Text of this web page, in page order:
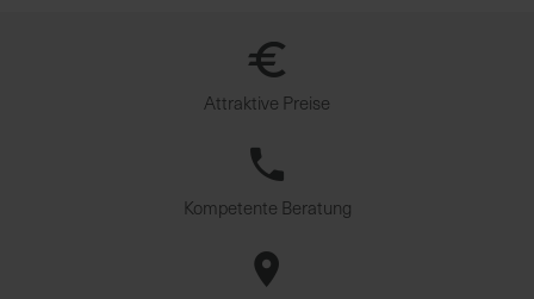
Attraktive Preise
Kompetente Beratung